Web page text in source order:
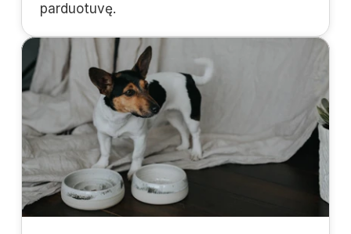
parduotuvę.